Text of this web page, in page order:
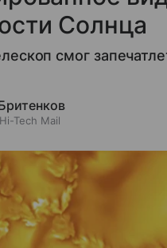
Солнца
смог
Tech Mail